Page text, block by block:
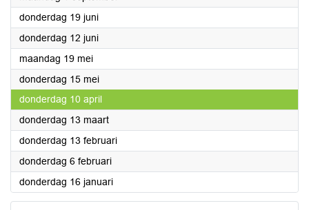
donderdag 19 juni2025
donderdag 12 juni2025
maandag 19 mei2025
donderdag 15 mei2025
donderdag 10 april2025
donderdag 13 maart2025
donderdag 13 februari2025
donderdag 6 februari2025
donderdag 16 januari2025